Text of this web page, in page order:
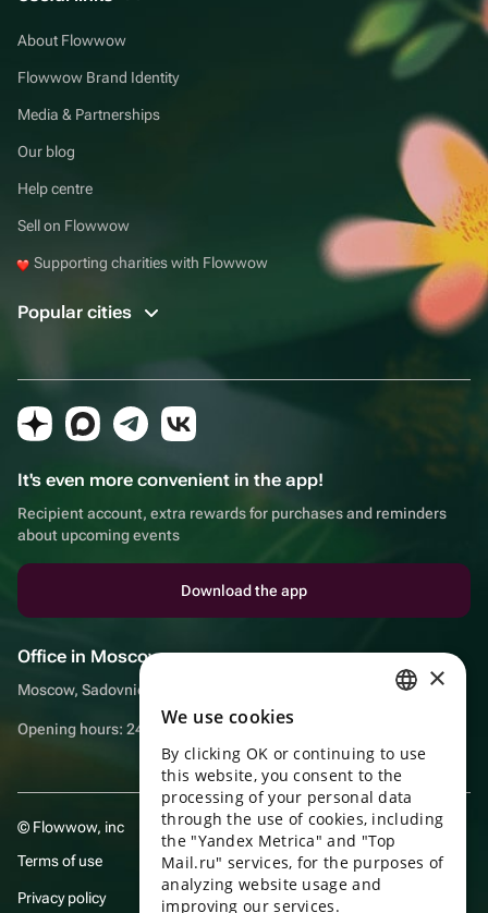
About Flowwow
Flowwow Brand Identity
Media & Partnerships
Our blog
Help centre
Sell on Flowwow
Supporting charities with Flowwow
Popular cities
It's even more convenient in the app!
Recipient account, extra rewards for purchases and reminders
about upcoming events
Download the app
Office in Moscow
Moscow, Sadovnicheskaya embankment, 9, room 2/3
Opening hours: 24/7
© Flowwow, inc
Terms of use
Privacy policy
ENGLISH
UKRAINIAN
PORTUGUESE
SPANISH
×
We use cookies
By clicking OK or continuing to use
this website, you consent to the
processing of your personal data
through the use of cookies, including
the "Yandex Metrica" and "Top
Mail.ru" services, for the purposes of
analyzing website usage and
improving our services.